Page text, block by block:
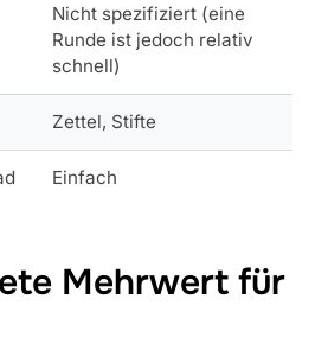
Nicht spezifiziert (eine
Runde ist jedoch relativ
schnell)
Zettel, Stifte
Einfach
Mehrwert für